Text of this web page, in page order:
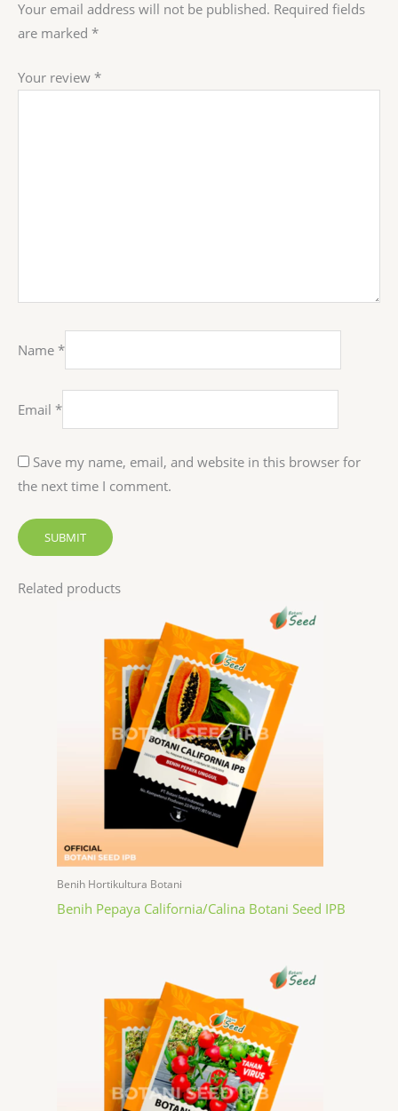
Your email address will not be published. Required fields
are marked *
Your review *
Name *
Email *
Save my name, email, and website in this browser for
the next time I comment.
Related products
Benih Hortikultura Botani
Benih Pepaya California/Calina Botani Seed IPB